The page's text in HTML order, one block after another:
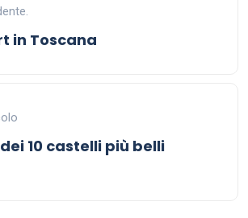
in Toscana
10 castelli più belli